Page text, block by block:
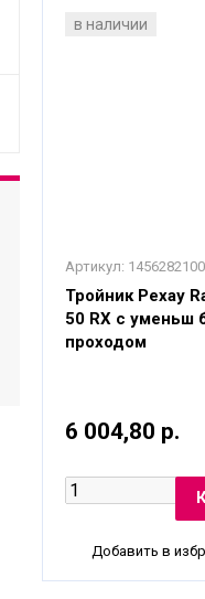
в наличии
Артикул:
Тройник Рехау
50 RX с уменьш
проходом
6 004,80 р.
Добавить в